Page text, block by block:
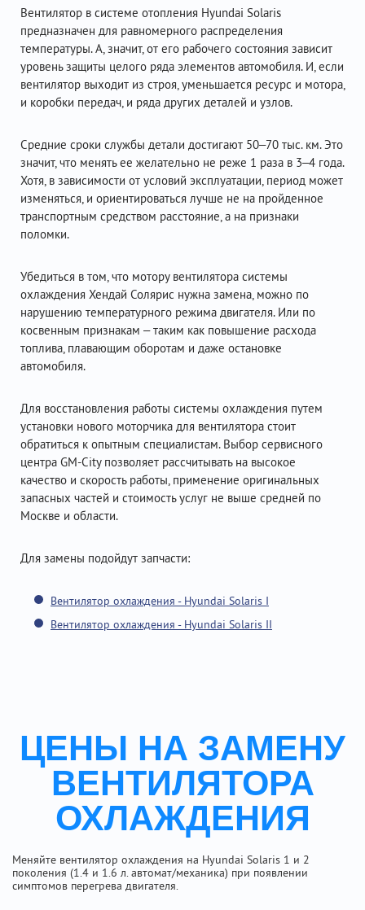
Вентилятор в системе отопления Hyundai Solaris
предназначен для равномерного распределения
температуры. А, значит, от его рабочего состояния зависит
уровень защиты целого ряда элементов автомобиля. И, если
вентилятор выходит из строя, уменьшается ресурс и мотора,
и коробки передач, и ряда других деталей и узлов.
Средние сроки службы детали достигают 50–70 тыс. км. Это
значит, что менять ее желательно не реже 1 раза в 3–4 года.
Хотя, в зависимости от условий эксплуатации, период может
изменяться, и ориентироваться лучше не на пройденное
транспортным средством расстояние, а на признаки
поломки.
Убедиться в том, что мотору вентилятора системы
охлаждения Хендай Солярис нужна замена, можно по
нарушению температурного режима двигателя. Или по
косвенным признакам – таким как повышение расхода
топлива, плавающим оборотам и даже остановке
автомобиля.
Для восстановления работы системы охлаждения путем
установки нового моторчика для вентилятора стоит
обратиться к опытным специалистам. Выбор сервисного
центра GM-City позволяет рассчитывать на высокое
качество и скорость работы, применение оригинальных
запасных частей и стоимость услуг не выше средней по
Москве и области.
Для замены подойдут запчасти:
Вентилятор охлаждения - Hyundai Solaris I
Вентилятор охлаждения - Hyundai Solaris II
ЦЕНЫ НА ЗАМЕНУ
ВЕНТИЛЯТОРА
ОХЛАЖДЕНИЯ
Меняйте вентилятор охлаждения на Hyundai Solaris 1 и 2
поколения (1.4 и 1.6 л. автомат/механика) при появлении
симптомов перегрева двигателя.